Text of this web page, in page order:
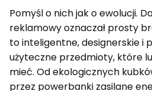
Pomyśl o nich jak o ewolucji.
reklamowy oznaczał prosty
to inteligentne, designerskie i
użyteczne przedmioty, które
mieć. Od ekologicznych
przez powerbanki zasilane